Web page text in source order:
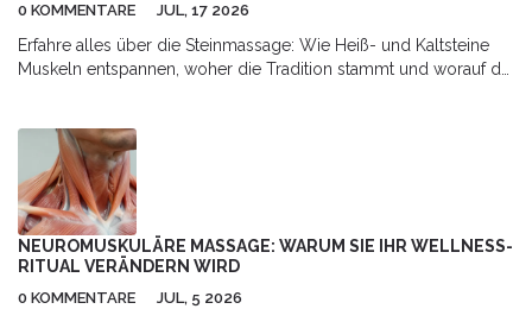
0 KOMMENTARE JUL, 17 2026
Erfahre alles über die Steinmassage: Wie Heiß- und Kaltsteine
Muskeln entspannen, woher die Tradition stammt und worauf du
NEUROMUSKULÄRE MASSAGE: WARUM SIE IHR WELLNESS-
RITUAL VERÄNDERN WIRD
0 KOMMENTARE JUL, 5 2026